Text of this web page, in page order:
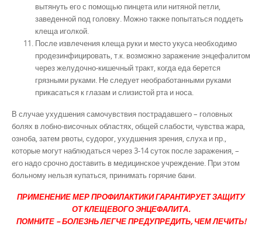
вытянуть его с помощью пинцета или нитяной петли,
заведенной под головку. Можно также попытаться поддеть
клеща иголкой.
После извлечения клеща руки и место укуса необходимо
продезинфицировать, т.к. возможно заражение энцефалитом
через желудочно-кишечный тракт, когда еда берется
грязными руками. Не следует необработанными руками
прикасаться к глазам и слизистой рта и носа.
В случае ухудшения самочувствия пострадавшего – головных
болях в лобно-височных областях, общей слабости, чувства жара,
озноба, затем рвоты, судорог, ухудшения зрения, слуха и пр.,
которые могут наблюдаться через 3-14 суток после заражения, –
его надо срочно доставить в медицинское учреждение. При этом
больному нельзя купаться, принимать горячие бани.
ПРИМЕНЕНИЕ МЕР ПРОФИЛАКТИКИ ГАРАНТИРУЕТ ЗАЩИТУ
ОТ КЛЕЩЕВОГО ЭНЦЕФАЛИТА.
ПОМНИТЕ – БОЛЕЗНЬ ЛЕГЧЕ ПРЕДУПРЕДИТЬ, ЧЕМ ЛЕЧИТЬ!